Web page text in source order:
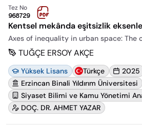
Tez No
968729
Kentsel mekânda eşitsizlik
Axes of inequality in urban space: The
TUĞÇE ERSOY AKÇE
Yüksek Lisans Türkçe 2025
Erzincan Binali Yıldırım Üniversitesi
Siyaset Bilimi ve Kamu Yönetimi
DOÇ. DR. AHMET YAZAR